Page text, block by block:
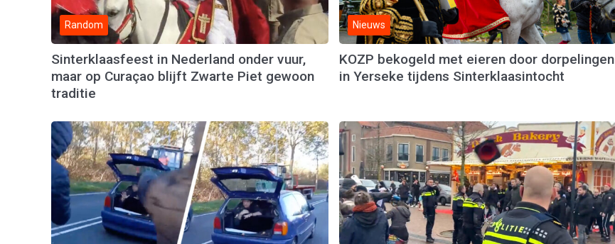
Random
Sinterklaasfeest in Nederland onder vuur,
maar op Curaçao blijft Zwarte Piet gewoon
traditie
Nieuws
KOZP bekogeld met eieren door dorpelingen
in Yerseke tijdens Sinterklaasintocht